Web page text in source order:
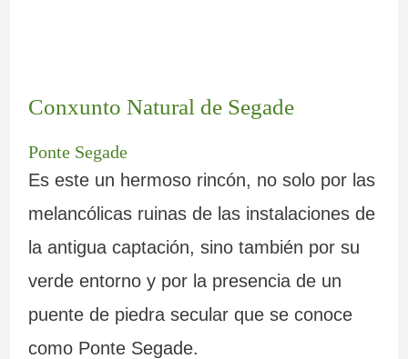
Conxunto Natural de Segade
Ponte Segade
Es este un hermoso rincón, no solo por las
melancólicas ruinas de las instalaciones de
la antigua captación, sino también por su
verde entorno y por la presencia de un
puente de piedra secular que se conoce
como Ponte Segade.